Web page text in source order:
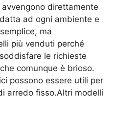
direttamente
ad ogni ambiente e
ma
più venduti perché
le richieste
comunque è brioso.
possono essere utili per
arredo fisso.Altri modelli